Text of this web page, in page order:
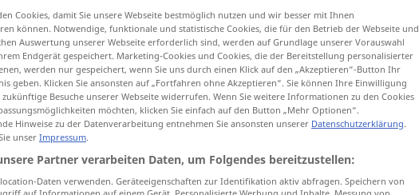
schnatternvon Gänsen
schnatternvon Enten
schnattern von Affen
Cookies, damit Sie unsere Webseite bestmöglich nutzen und wir besser mit Ihnen
können. Notwendige, funktionale und statistische Cookies, die für den Betrieb der Webseite und
Auswertung unserer Webseite erforderlich sind, werden auf Grundlage unserer Vorauswahl
Endgerät gespeichert. Marketing-Cookies und Cookies, die der Bereitstellung personalisierter
werden nur gespeichert, wenn Sie uns durch einen Klick auf den „Akzeptieren“-Button Ihr
geben. Klicken Sie ansonsten auf „Fortfahren ohne Akzeptieren“. Sie können Ihre Einwilligung
Besuche unserer Webseite widerrufen. Wenn Sie weitere Informationen zu den Cookies
möchten, klicken Sie einfach auf den Button „Mehr Optionen“.
Hinweise zu der Datenverarbeitung entnehmen Sie ansonsten unserer Datenschutzerklärung.
unser Impressum.
Partner verarbeiten Daten, um Folgendes bereitzustellen:
Daten verwenden. Geräteeigenschaften zur Identifikation aktiv abfragen. Speichern von